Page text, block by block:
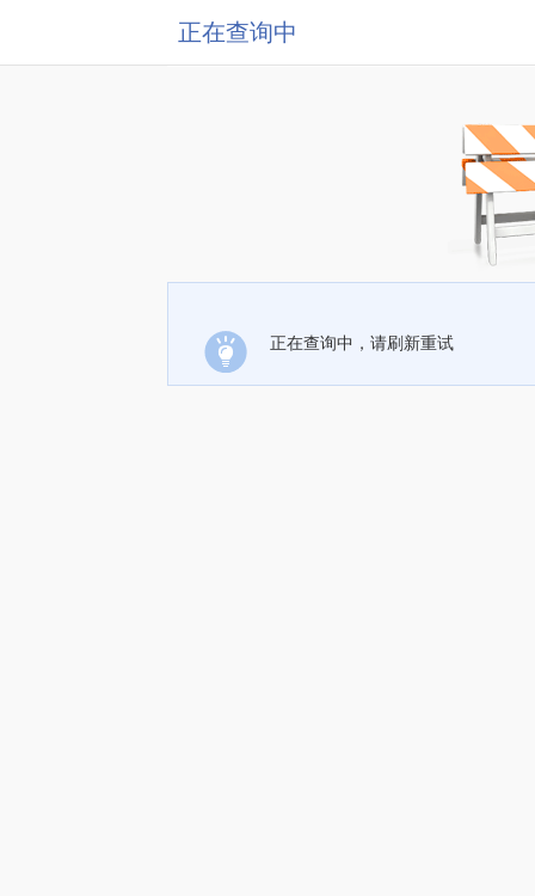
正在查询中
正在查询中，请刷新重试